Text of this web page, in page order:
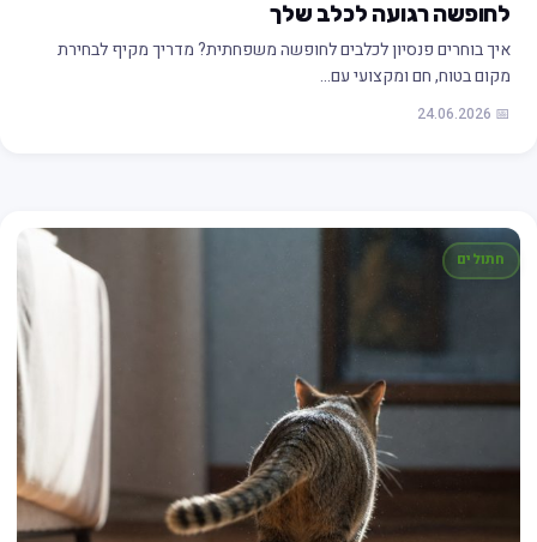
לחופשה רגועה לכלב שלך
איך בוחרים פנסיון לכלבים לחופשה משפחתית? מדריך מקיף לבחירת
מקום בטוח, חם ומקצועי עם…
📅 24.06.2026
חתולים